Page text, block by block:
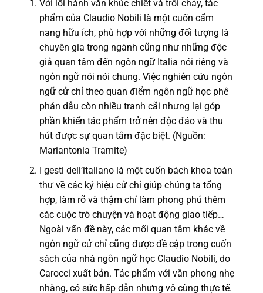
Với lối hành văn khúc chiết và trôi chảy, tác
phẩm của Claudio Nobili là một cuốn cẩm
nang hữu ích, phù hợp với những đối tượng là
chuyên gia trong ngành cũng như những độc
giả quan tâm đến ngôn ngữ Italia nói riêng và
ngôn ngữ nói nói chung. Việc nghiên cứu ngôn
ngữ cử chỉ theo quan điểm ngôn ngữ học phê
phán dẫu còn nhiều tranh cãi nhưng lại góp
phần khiến tác phẩm trở nên độc đáo và thu
hút được sự quan tâm đặc biệt. (Nguồn:
Mariantonia Tramite)
I gesti dell’italiano là một cuốn bách khoa toàn
thư về các ký hiệu cử chỉ giúp chúng ta tổng
hợp, làm rõ và thậm chí làm phong phú thêm
các cuộc trò chuyện và hoạt động giao tiếp…
Ngoài vấn đề này, các mối quan tâm khác về
ngôn ngữ cử chỉ cũng được đề cập trong cuốn
sách của nhà ngôn ngữ học Claudio Nobili, do
Carocci xuất bản. Tác phẩm với văn phong nhẹ
nhàng, có sức hấp dẫn nhưng vô cùng thực tế.